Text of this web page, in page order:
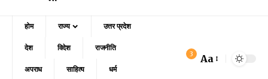
होम राज्य उत्तर प्रदेश
देश विदेश राजनीति
अपराध साहित्य धर्म
3
Font
Aa